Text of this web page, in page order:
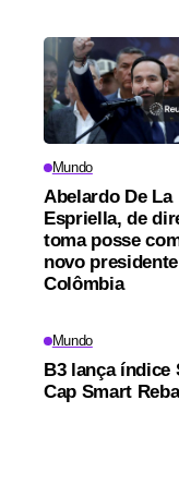
Mundo
Abelardo De La
Espriella, de
toma posse
novo
Colômbia
Mundo
B3 lança índice
Cap Smart